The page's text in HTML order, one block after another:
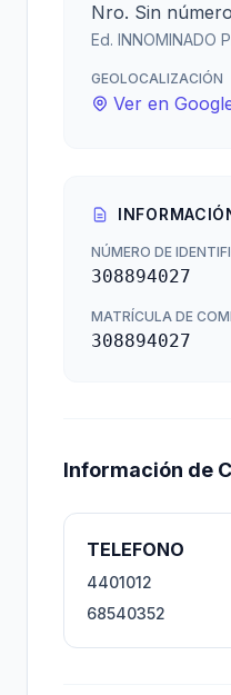
Nro. Sin número
Ed. INNOMINADO
GEOLOCALIZACIÓN
Ver en
NÚMERO DE
308894027
MATRÍCULA DE
308894027
Información de
TELEFONO
4401012
68540352